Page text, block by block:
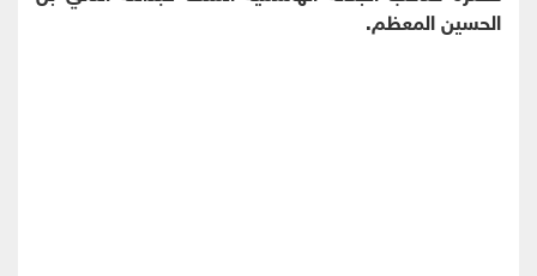
الحسين المعظم.